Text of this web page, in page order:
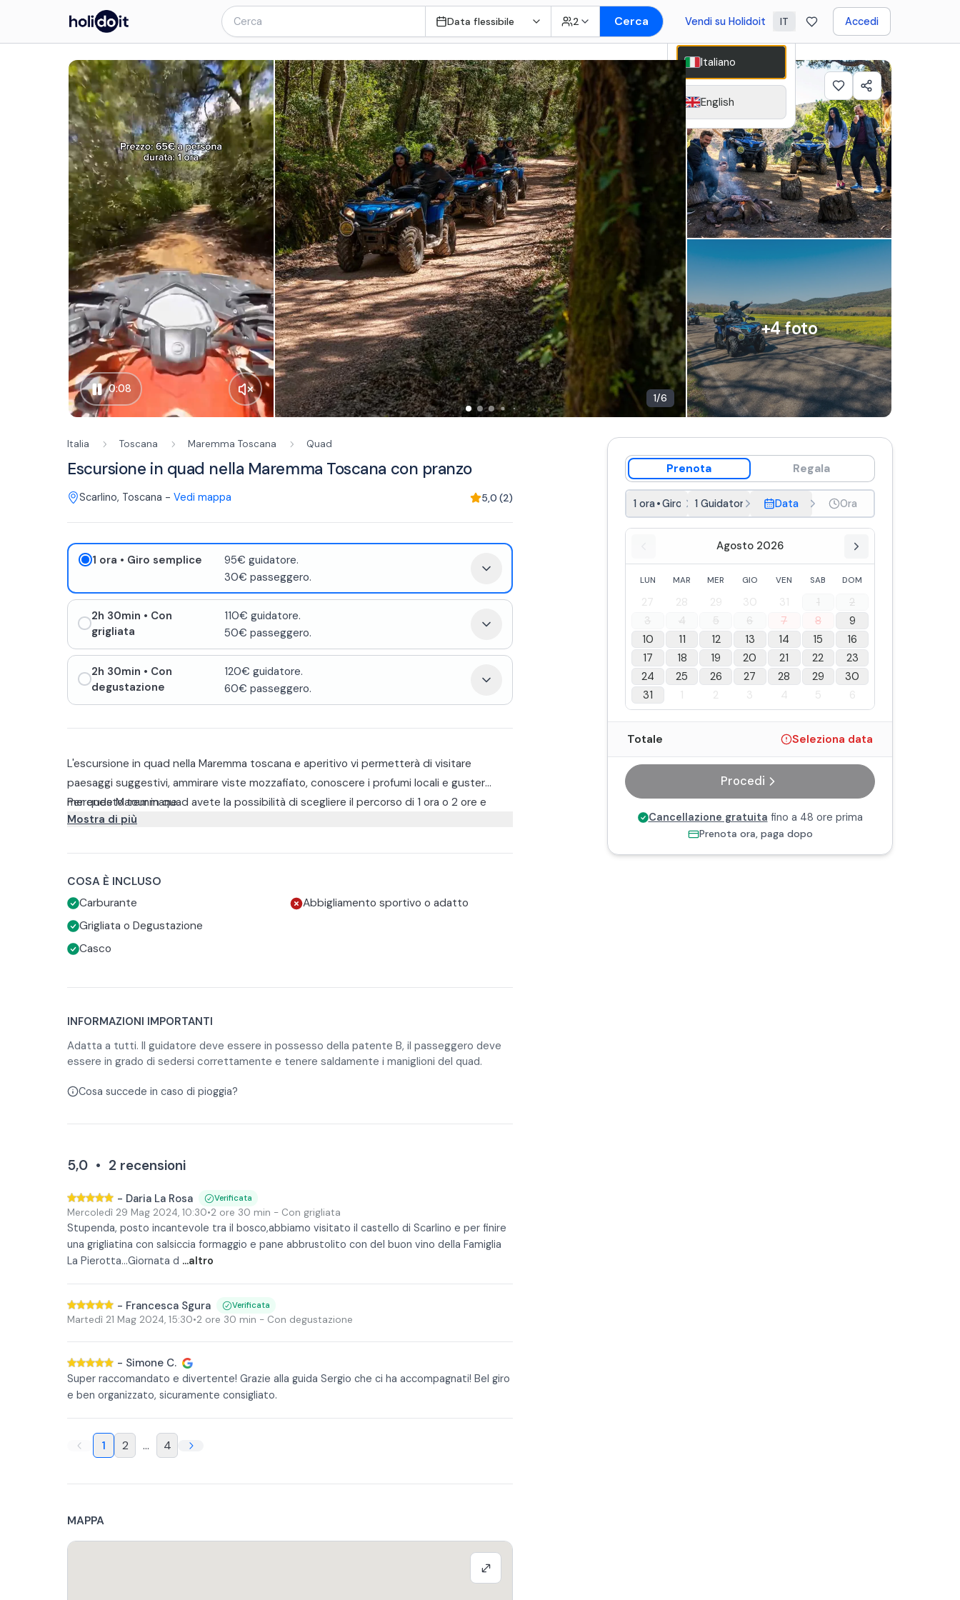
Data flessibile 2 Cerca Vendi su Holidoit IT Accedi
0:07
1/6
+4foto
Italia Toscana Maremma Toscana Quad
Escursione in quad nella Maremma Toscana con pranzo
Scarlino, Toscana - Vedi mappa 5,0 (2)
1 ora • Giro semplice
95€ guidatore.
30€ passeggero.
2h 30min • Con
grigliata
110€ guidatore.
50€ passeggero.
2h 30min • Con
degustazione
120€ guidatore.
60€ passeggero.
L'escursione in quad nella Maremma toscana e aperitivo vi permetterà di visitare
paesaggi suggestivi, ammirare viste mozzafiato, conoscere i profumi locali e guster
merende Maremmane.
Per questo tour in quad avete la possibilità di scegliere il percorso di 1 ora o 2 ore e
mezza.
In alternativa è possibile scegliere la visita alla Cantina "La Pierotta", dove i partecipanti
potranno degustare alcuni dei pregiati vini prodotti dall'azienda, accompagnati da un
aperitivo a base di prodotti locali.
Ricordatevi di portare con voi:
Bandana o foulard in estate (acquistabile in loco)
dove i partecipanti avranno la possibilità di ammirare bellissimi paesaggi e scoprire
Durante l'escursione, ci saranno alcune parti tecniche, guadi e salite divertenti, ma nulla
locali.
Questa esperienza è un'ottima occasione per scoprire la cultura e le tradizioni della
Per tutti i venerdì dei mesi autunnali ed invernali, è richiesto un minimo di due quad per
Mostra di più
COSA È INCLUSO
Carburante
Grigliata o Degustazione
Casco
Abbigliamento sportivo o adatto
INFORMAZIONI IMPORTANTI
Adatta a tutti. Il guidatore deve essere in possesso della patente B, il passeggero deve
essere in grado di sedersi correttamente e tenere saldamente i maniglioni del quad.
Cosa succede in caso di pioggia?
5,0 • 2 recensioni
- Daria La Rosa Verificata
Mercoledì 29 Mag 2024, 10:30•2 ore 30 min - Con grigliata
Stupenda, posto incantevole tra il bosco,abbiamo visitato il castello di Scarlino e per finire
una grigliatina con salsiccia formaggio e pane abbrustolito con del buon vino della Famiglia
La Pierotta…Giornata d ...altro
- Francesca Sgura Verificata
Martedì 21 Mag 2024, 15:30•2 ore 30 min - Con degustazione
- Simone C.
Super raccomandato e divertente! Grazie alla guida Sergio che ci ha accompagnati! Bel giro
e ben organizzato, sicuramente consigliato.
1 2 ... 4
MAPPA
Prenota Regala
1 ora•Giro semplice1 Guidatore, 1 Passeggero
Data Ora
Agosto 2026
LUN MAR MER GIO VEN SAB DOM
27 28 29 30 31 1
2
3
4 5 6 7 8
9
10
11 12 13 14 15
16
17
18 19 20 21 22
23
24
25 26 27 28 29
30
31
1 2 3 4 5 6
Totale Seleziona data
Procedi
Cancellazione gratuita fino a 48 ore prima
Prenota ora, paga dopo
Italiano
English